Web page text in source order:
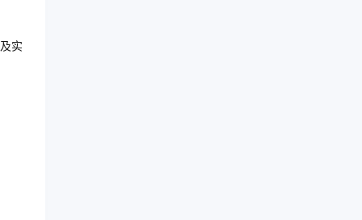
实